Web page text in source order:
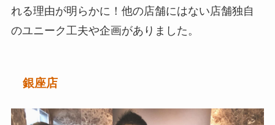
れる理由が明らかに！他の店舗にはない店舗独自
のユニーク工夫や企画がありました。
銀座店